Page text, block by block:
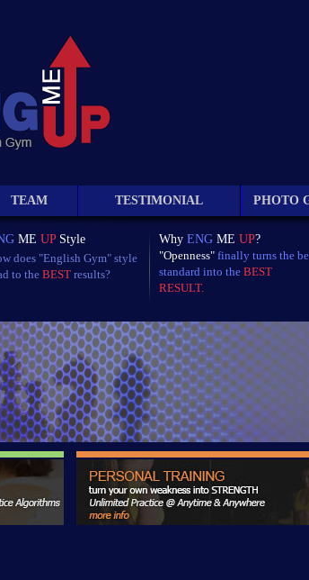
TEAM TESTIMONIAL PHOTO
ME UPStyle
does "English Gym" style
to the BEST results?
Why ENG ME UP?
"Openness" finally turns the
standard into the BEST
RESULT.